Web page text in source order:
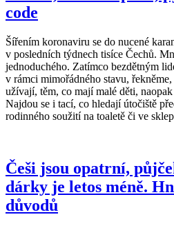
code
Šířením koronaviru se do nucené
v posledních týdnech tisíce Čechů.
jednoduchého. Zatímco bezdětným
v rámci mimořádného stavu,
užívají, těm, co mají malé děti,
Najdou se i tací, co hledají útočiště
rodinného soužití na toaletě či ve
Češi jsou opatrní,
dárky je letos méně.
důvodů